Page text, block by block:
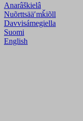
Anarâškielâ
Nuõrttsääʹmǩiõll
Davvisámegiella
Suomi
English